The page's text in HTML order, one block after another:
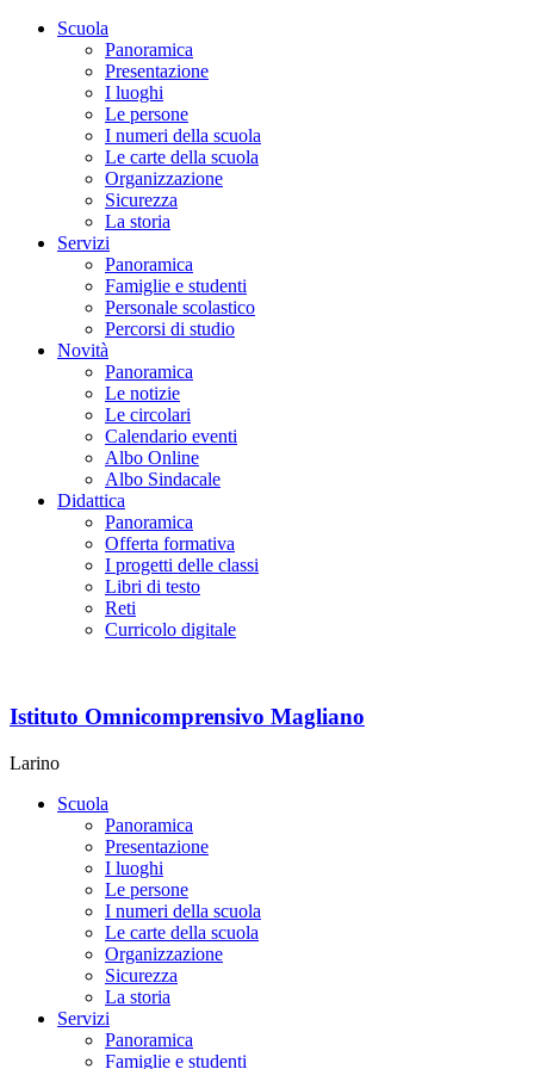
Scuola
Panoramica
Presentazione
I luoghi
Le persone
I numeri della scuola
Le carte della scuola
Organizzazione
Sicurezza
La storia
Servizi
Panoramica
Famiglie e studenti
Personale scolastico
Percorsi di studio
Novità
Panoramica
Le notizie
Le circolari
Calendario eventi
Albo Online
Albo Sindacale
Didattica
Panoramica
Offerta formativa
I progetti delle classi
Libri di testo
Reti
Curricolo digitale
Istituto Omnicomprensivo Magliano
Larino
Scuola
Panoramica
Presentazione
I luoghi
Le persone
I numeri della scuola
Le carte della scuola
Organizzazione
Sicurezza
La storia
Servizi
Panoramica
Famiglie e studenti